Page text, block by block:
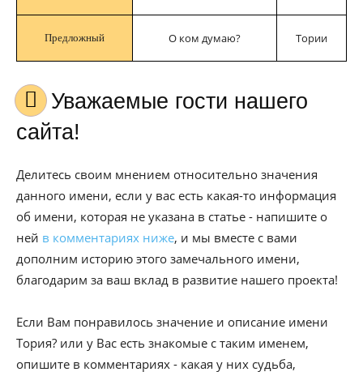
Предложный О ком думаю? Тории
Уважаемые гости нашего
сайта!
Делитесь своим мнением относительно значения
данного имени, если у вас есть какая-то информация
об имени, которая не указана в статье - напишите о
ней в комментариях ниже, и мы вместе с вами
дополним историю этого замечального имени,
благодарим за ваш вклад в развитие нашего проекта!
Если Вам понравилось значение и описание имени
Тория? или у Вас есть знакомые с таким именем,
опишите в комментариях - какая у них судьба,